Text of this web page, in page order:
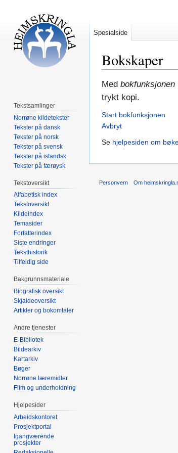
Bokskaper
Hopp
til
Hopp
til
Med bokfunksjonen
trykt kopi.
Start bokfunksjonen
Avbryt
Se hjelpesiden om
Spesialside
Tekstsamlinger
Norrøne kildetekster
Tekster på dansk
Tekster på norsk
Tekster på svensk
Tekster på islandsk
Tekster på færøysk
Tekstoversikt
Alfabetisk index
Tekstoversikt
Kildeindex
Temasider
Forfatterindex
Siste endringer
Teksthistorik
Tilfeldig side
Bakgrunnsmateriale
Biografisk oversikt
Skjaldeoversikt
Artikler og bokomtaler
Andre tjenester
E-Bibliotek
Bildearkiv
Kartarkiv
Bøger
Norrøne læremidler
Film og underholdning
Hjelpesider
Arbeidskontoret
Prosjektportal
Igangværende
prosjekter
Personvern Om